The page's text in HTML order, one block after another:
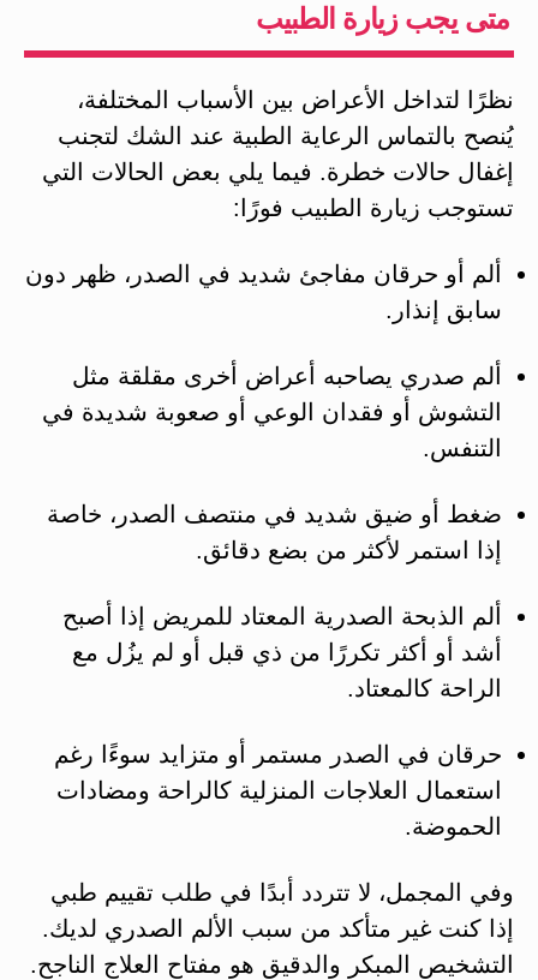
متى يجب زيارة الطبيب
نظرًا لتداخل الأعراض بين الأسباب المختلفة،
يُنصح بالتماس الرعاية الطبية عند الشك لتجنب
إغفال حالات خطرة. فيما يلي بعض الحالات التي
تستوجب زيارة الطبيب فورًا​:
ألم أو حرقان مفاجئ شديد في الصدر، ظهر دون
سابق إنذار.
ألم صدري يصاحبه أعراض أخرى مقلقة مثل
التشوش أو فقدان الوعي أو صعوبة شديدة في
التنفس.
ضغط أو ضيق شديد في منتصف الصدر، خاصة
إذا استمر لأكثر من بضع دقائق.
ألم الذبحة الصدرية المعتاد للمريض إذا أصبح
أشد أو أكثر تكررًا من ذي قبل أو لم يزُل مع
الراحة كالمعتاد.
حرقان في الصدر مستمر أو متزايد سوءًا رغم
استعمال العلاجات المنزلية كالراحة ومضادات
الحموضة.
وفي المجمل، لا تتردد أبدًا في طلب تقييم طبي
إذا كنت غير متأكد من سبب الألم الصدري لديك.
التشخيص المبكر والدقيق هو مفتاح العلاج الناجح.